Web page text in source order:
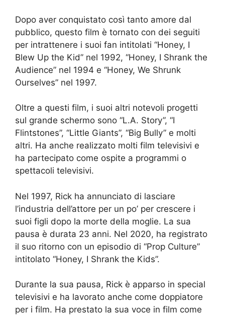
Dopo aver conquistato così tanto amore dal
pubblico, questo film è tornato con dei seguiti
per intrattenere i suoi fan intitolati “Honey, I
Blew Up the Kid” nel 1992, “Honey, I Shrank the
Audience” nel 1994 e “Honey, We Shrunk
Ourselves” nel 1997.
Oltre a questi film, i suoi altri notevoli progetti
sul grande schermo sono “L.A. Story”, “I
Flintstones”, “Little Giants”, “Big Bully” e molti
altri. Ha anche realizzato molti film televisivi e
ha partecipato come ospite a programmi o
spettacoli televisivi.
Nel 1997, Rick ha annunciato di lasciare
l’industria dell’attore per un po’ per crescere i
suoi figli dopo la morte della moglie. La sua
pausa è durata 23 anni. Nel 2020, ha registrato
il suo ritorno con un episodio di “Prop Culture”
intitolato “Honey, I Shrank the Kids”.
Durante la sua pausa, Rick è apparso in special
televisivi e ha lavorato anche come doppiatore
per i film. Ha prestato la sua voce in film come